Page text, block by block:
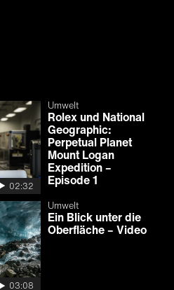
02:32
Umwelt
Rolex und National
Geographic:
Perpetual Planet
Mount Logan
Expedition –
Episode 1
03:08
Umwelt
Ein Blick unter die
Oberfläche – Video